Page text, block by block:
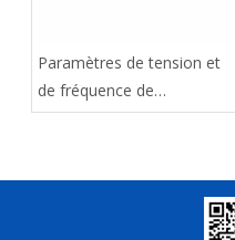
Paramètres de tension et
de fréquence de
l'électricité industrielle